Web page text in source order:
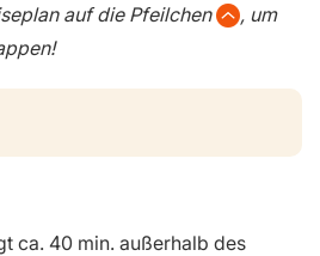
auf die Pfeilchen
, um
ca. 40 min. außerhalb des